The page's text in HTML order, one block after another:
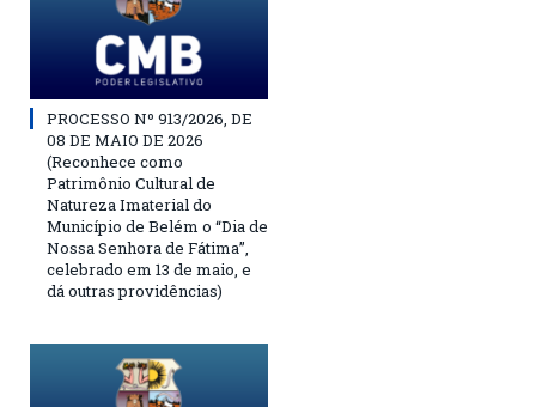
PROCESSO Nº 913/2026, DE
08 DE MAIO DE 2026
(Reconhece como
Patrimônio Cultural de
Natureza Imaterial do
Município de Belém o “Dia de
Nossa Senhora de Fátima”,
celebrado em 13 de maio, e
dá outras providências)